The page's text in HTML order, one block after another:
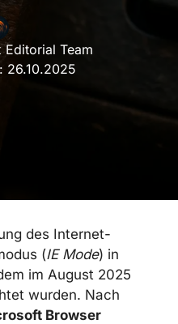
Editorial Team
26.10.2025
des Internet-
(IE Mode) in
im August 2025
wurden. Nach
Browser